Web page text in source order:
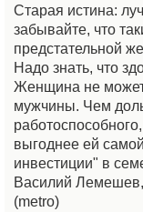
Старая истина:
забывайте, что
предстательной
Надо знать, что
Женщина не может
мужчины. Чем
выгоднее ей
инвестиции" в
Василий Лемешев,
(metro)